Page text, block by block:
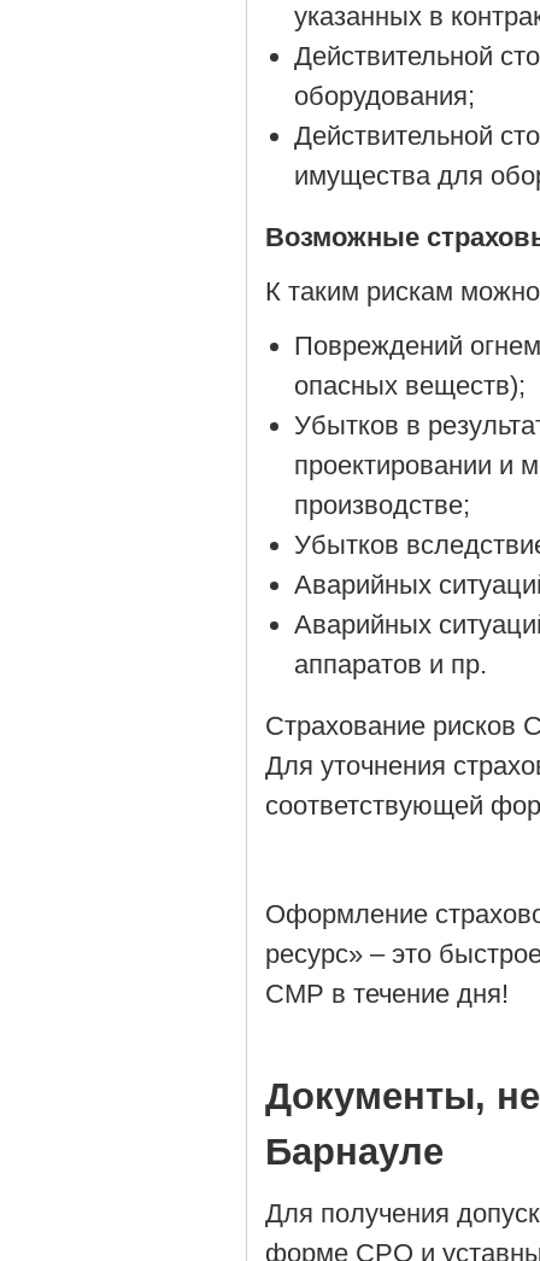
указанных в
Действительной
оборудования;
Действительной
имущества для
Возможные
К таким рискам
Повреждений
опасных веществ);
Убытков в
проектировании и
производстве;
Убытков
Аварийных
Аварийных
аппаратов и пр.
Страхование рисков
Для уточнения
соответствующей
Оформление
ресурс» – это
СМР в течение дня!
Документы,
Барнауле
Для получения
форме СРО и